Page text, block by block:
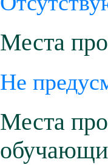
Места
Не
Места